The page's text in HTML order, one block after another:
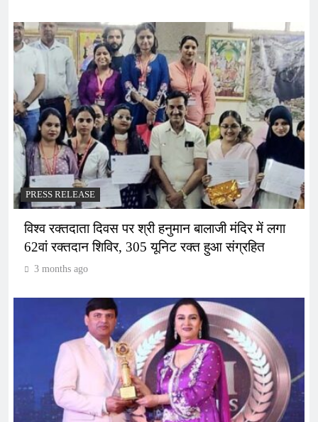
PRESS RELEASE
विश्व रक्तदाता दिवस पर श्री हनुमान बालाजी मंदिर में लगा
62वां रक्तदान शिविर, 305 यूनिट रक्त हुआ संग्रहित
3 months ago